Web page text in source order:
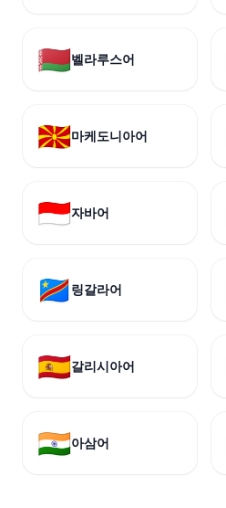
🇧🇾벨라루스어
🇲🇰마케도니아어
🇮🇩자바어
🇨🇩링갈라어
🇪🇸갈리시아어
🇮🇳아삼어